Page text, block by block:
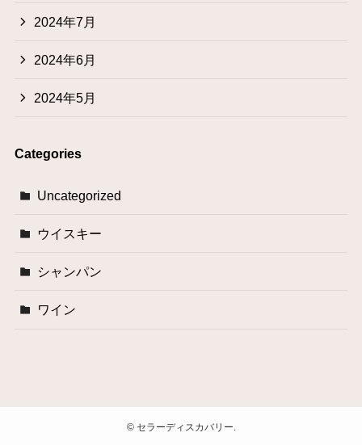
2024年7月
2024年6月
2024年5月
Categories
Uncategorized
ウイスキー
シャンパン
ワイン
©セラーディスカバリー.